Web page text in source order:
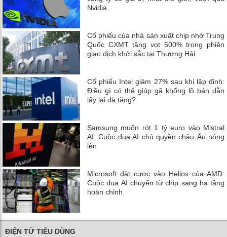
Nvidia
Cổ phiếu của nhà sản xuất chip nhớ Trung
Quốc CXMT tăng vọt 500% trong phiên
giao dịch khởi sắc tại Thượng Hải
Cổ phiếu Intel giảm 27% sau khi lập đỉnh:
Điều gì có thể giúp gã khổng lồ bán dẫn
lấy lại đà tăng?
Samsung muốn rót 1 tỷ euro vào Mistral
AI: Cuộc đua AI chủ quyền châu Âu nóng
lên
Microsoft đặt cược vào Helios của AMD:
Cuộc đua AI chuyển từ chip sang hạ tầng
hoàn chỉnh
ĐIỆN TỬ TIÊU DÙNG